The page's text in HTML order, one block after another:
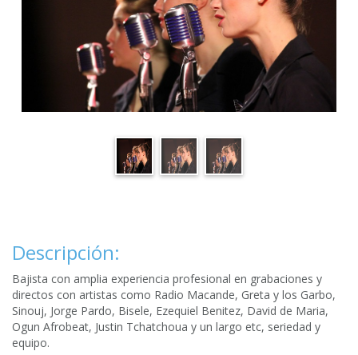
Descripción:
Bajista con amplia experiencia profesional en grabaciones y
directos con artistas como Radio Macande, Greta y los Garbo,
Sinouj, Jorge Pardo, Bisele, Ezequiel Benitez, David de Maria,
Ogun Afrobeat, Justin Tchatchoua y un largo etc, seriedad y
equipo.